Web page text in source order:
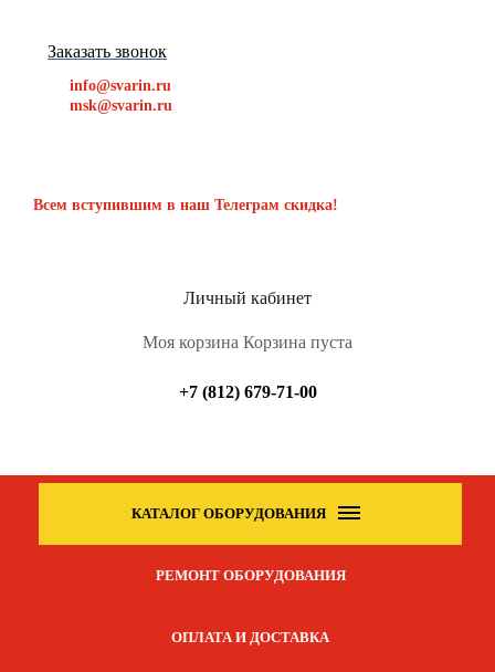
Заказать звонок
info@svarin.ru
msk@svarin.ru
Всем вступившим в наш Телеграм скидка!
Личный кабинет
Моя корзина Корзина пуста
+7 (812) 679-71-00
КАТАЛОГ ОБОРУДОВАНИЯ
РЕМОНТ ОБОРУДОВАНИЯ
ОПЛАТА И ДОСТАВКА